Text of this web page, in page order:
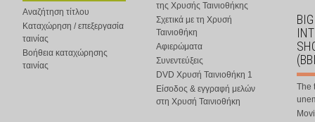
Αναζήτηση τίτλου
Καταχώρηση / επεξεργασία
ταινίας
Βοήθεια καταχώρησης
ταινίας
της Χρυσής Ταινιοθήκης
Σχετικά με τη Χρυσή
Ταινιοθήκη
Αφιερώματα
Συνεντεύξεις
DVD Χρυσή Ταινιοθήκη 1
Είσοδος & εγγραφή μελών
στη Χρυσή Ταινιοθήκη
The